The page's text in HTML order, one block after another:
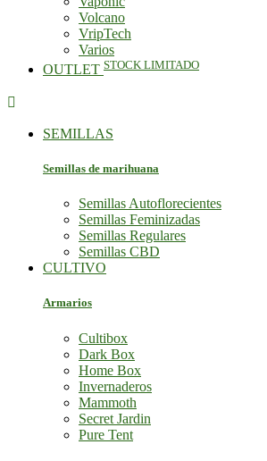
Volcano
VripTech
Varios
OUTLET STOCK LIMITADO

SEMILLAS
Semillas de marihuana
Semillas Autoflorecientes
Semillas Feminizadas
Semillas Regulares
Semillas CBD
CULTIVO
Armarios
Cultibox
Dark Box
Home Box
Invernaderos
Mammoth
Secret Jardin
Pure Tent